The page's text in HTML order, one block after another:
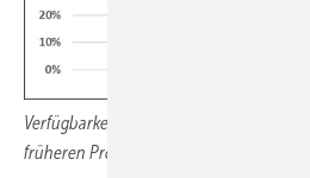
Verfügbarkeit der Tankstellen in JIVE/
früheren Projekten